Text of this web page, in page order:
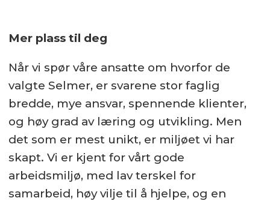
Mer plass til deg
Når vi spør våre ansatte om hvorfor de
valgte Selmer, er svarene stor faglig
bredde, mye ansvar, spennende klienter,
og høy grad av læring og utvikling. Men
det som er mest unikt, er miljøet vi har
skapt. Vi er kjent for vårt gode
arbeidsmiljø, med lav terskel for
samarbeid, høy vilje til å hjelpe, og en